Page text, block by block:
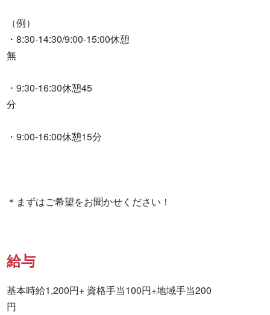
（
・8:30-14:30/9:00-15:00休憩
無
・9:30-16:30休憩45
・9:00-16:00休憩15分
＊まずはご希望をお聞かせください！
給与
基本時給1,200円+ 資格手当100円+地域手当200
円